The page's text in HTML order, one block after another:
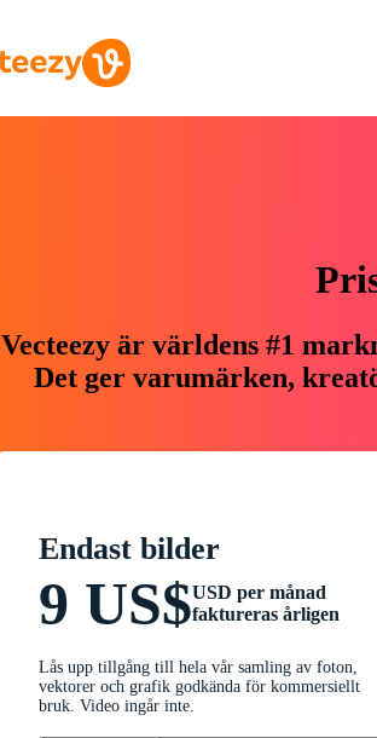
Vecteezy är världens #1
Det ger varumärken,
Endast bilder
9 US$USD per månad
faktureras årligen
Lås upp tillgång till hela vår samling av foton,
vektorer och grafik godkända för kommersiellt
bruk. Video ingår inte.